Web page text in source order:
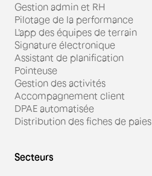
Gestion admin et RH
Pilotage de la performance
L'app des équipes de terrain
Signature électronique
Assistant de planification
Pointeuse
Gestion des activités
Accompagnement client
DPAE automatisée
Distribution des fiches de paies
Secteurs